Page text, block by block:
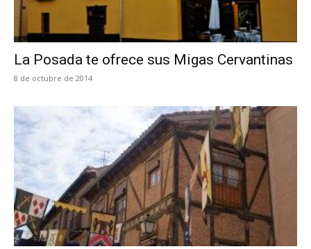
La Posada te ofrece sus Migas Cervantinas
8 de octubre de 2014